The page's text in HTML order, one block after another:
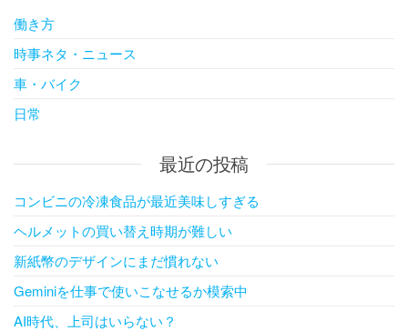
働き方
時事ネタ・ニュース
車・バイク
日常
最近の投稿
コンビニの冷凍食品が最近美味しすぎる
ヘルメットの買い替え時期が難しい
新紙幣のデザインにまだ慣れない
Geminiを仕事で使いこなせるか模索中
AI時代、上司はいらない？